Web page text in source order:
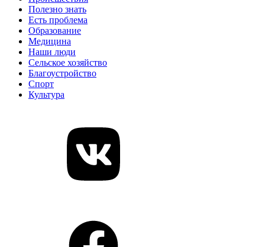
Полезно знать
Есть проблема
Образование
Медицина
Наши люди
Сельское хозяйство
Благоустройство
Спорт
Культура